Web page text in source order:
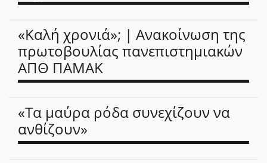
«Καλή χρονιά»; | Ανακοίνωση της
πρωτοβουλίας πανεπιστημιακών
ΑΠΘ ΠΑΜΑΚ
«Τα μαύρα ρόδα συνεχίζουν να
ανθίζουν»